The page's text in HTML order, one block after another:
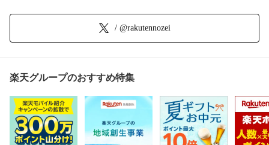
/ @rakutennozei
楽天グループのおすすめ特集